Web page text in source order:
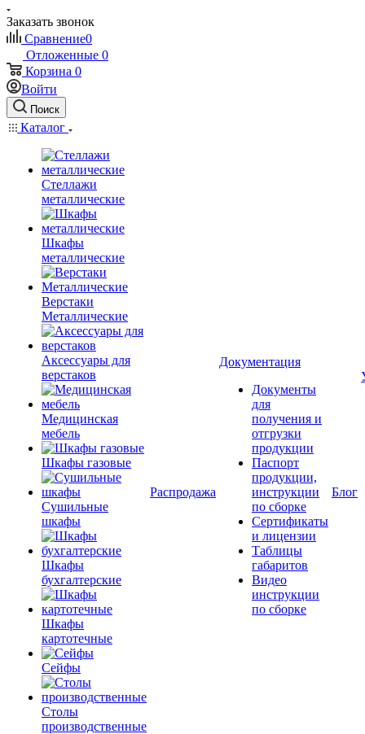
Заказать звонок
Сравнение0
Отложенные 0
Корзина 0
Войти
Поиск
Каталог
Стеллажи
металлические
Шкафы
металлические
Верстаки
Металлические
Аксессуары для
верстаков
Медицинская
мебель
Шкафы газовые
Сушильные
шкафы
Шкафы
бухгалтерские
Шкафы
картотечные
Сейфы
Столы
производственные
Распродажа
Документация
Документы
для
получения и
отгрузки
продукции
Паспорт
продукции,
инструкции
по сборке
Сертификаты
и лицензии
Таблицы
габаритов
Видео
инструкции
по сборке
Блог